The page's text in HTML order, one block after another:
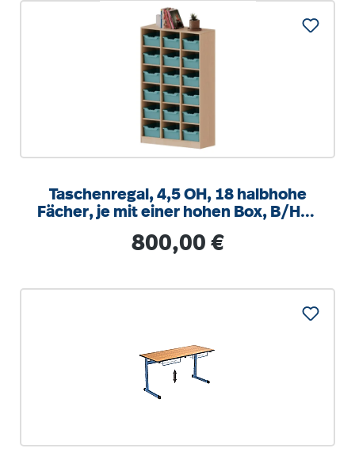
Taschenregal, 4,5 OH, 18 halbhohe
Fächer, je mit einer hohen Box, B/H/T
Regulärer Preis:
800,00 €